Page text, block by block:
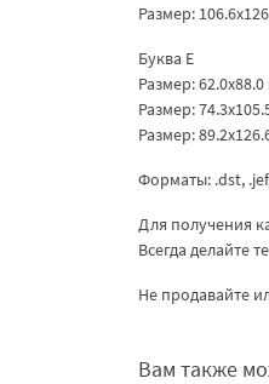
Размер:
Буква Е
Размер:
Размер:
Размер:
Форматы: .dst,
Для получения
Всегда делайте
Не продавайте
Вам также